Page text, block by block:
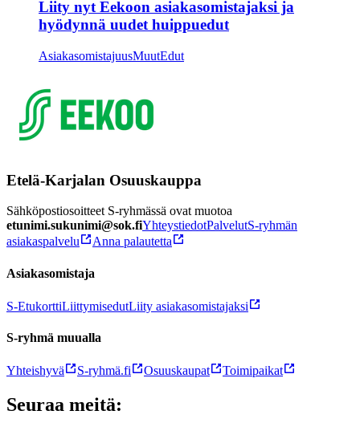
Liity nyt Eekoon asiakasomistajaksi ja
hyödynnä uudet huippuedut
AsiakasomistajuusMuutEdut
Etelä-Karjalan Osuuskauppa
Sähköpostiosoitteet S-ryhmässä ovat muotoa
etunimi.sukunimi@sok.fiYhteystiedotPalvelutS-ryhmän
asiakaspalvelu
Anna palautetta
Asiakasomistaja
S-EtukorttiLiittymisedutLiity asiakasomistajaksi
S-ryhmä muualla
Yhteishyvä S-ryhmä.fi Osuuskaupat Toimipaikat
Seuraa meitä: